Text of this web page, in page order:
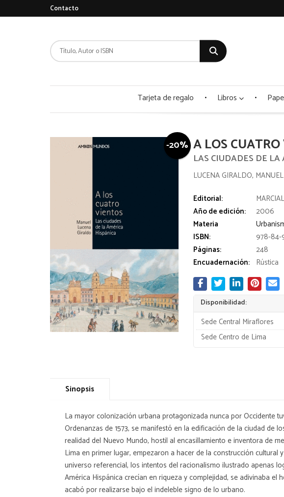
Contacto
Tarjeta de regalo Libros
-20% A LOS
LAS CIUDADES DE
LUCENA GIRALDO, MANUEL
Editorial:
Año de edición:
2006
Materia
ISBN:
978-84-
Páginas:
248
Encuadernación: Rústica
Disponibilidad:
Sede Central Miraflores
Sede Centro de Lima
Sinopsis
La mayor colonización urbana protagonizada nunca por Occidente
Ordenanzas de 1573, se manifestó en la edificación de la ciudad de
realidad del Nuevo Mundo, hostil al encasillamiento e inventora de
Lima en primer lugar, empezaron a hacer de la construcción
universo referencial, los intentos del racionalismo ilustrado apenas
América Hispánica crecían en riqueza y complejidad, se adivinaba
acabó por realizarse bajo el indeleble signo de lo urbano.